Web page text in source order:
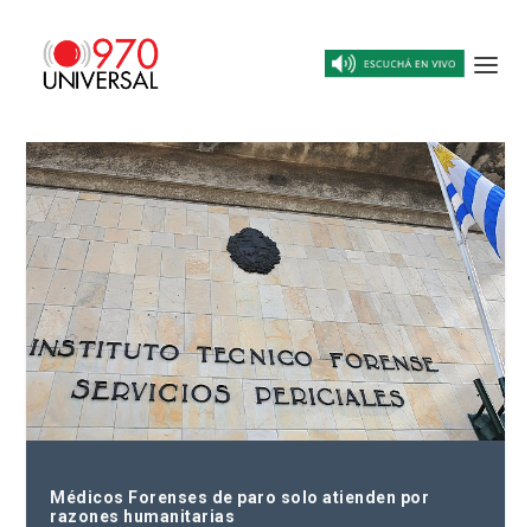
Médicos Forenses de paro solo atienden por
razones humanitarias